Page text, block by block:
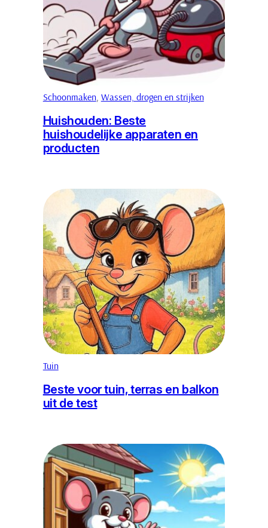
Schoonmaken, Wassen, drogen en strijken
Huishouden: Beste
huishoudelijke apparaten en
producten
Tuin
Beste voor tuin, terras en balkon
uit de test